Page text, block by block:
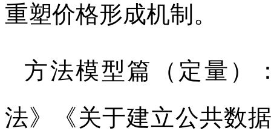
重塑价格形成机制。
方法模型篇（定量）
法》《关于建立公共数